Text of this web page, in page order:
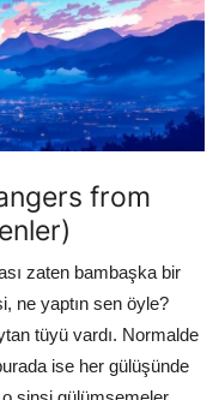
from
zaten bambaşka bir
ne yaptın sen öyle?
tüyü vardı. Normalde
ise her gülüşünde